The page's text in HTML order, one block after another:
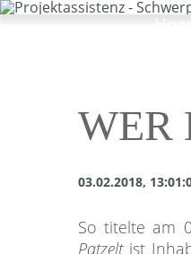
Navigation
überspringen
WER
03.02.2018,
So titelte am
Patzelt ist